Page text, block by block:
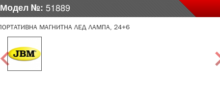
Модел №:51889
МАГНИТНА ЛЕД ЛАМПА, 24+6